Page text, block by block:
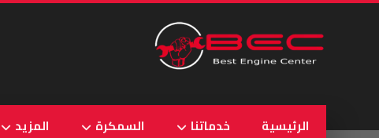
الرئيسية خدماتنا السمكرة المزيد